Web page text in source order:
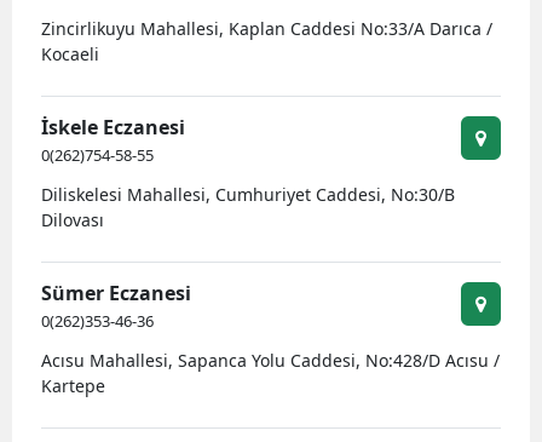
Zincirlikuyu Mahallesi, Kaplan Caddesi No:33/A Darıca /
Kocaeli
İskele Eczanesi
0(262)754-58-55
Diliskelesi Mahallesi, Cumhuriyet Caddesi, No:30/B
Dilovası
Sümer Eczanesi
0(262)353-46-36
Acısu Mahallesi, Sapanca Yolu Caddesi, No:428/D Acısu /
Kartepe